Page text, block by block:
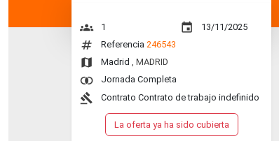
groups 1 event 13/11/2025
numbers Referencia 246543
map Madrid , MADRID
join_inner Jornada Completa
gavel Contrato Contrato de trabajo indefinido
La oferta ya ha sido cubierta